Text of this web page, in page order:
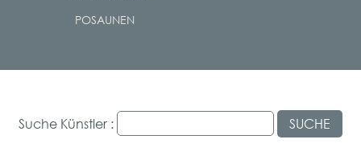
POSAUNEN
Suche Künstler : SUCHE